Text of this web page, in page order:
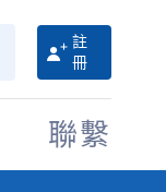
註
冊
聯繫